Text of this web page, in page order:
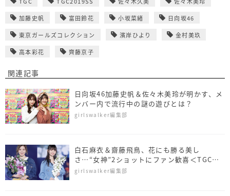
加藤史帆 富田鈴花 小坂菜緒 日向坂46
東京ガールズコレクション 濱岸ひより 金村美玖
高本彩花 齊藤京子
関連記事
日向坂46加藤史帆＆佐々木美玲が明かす、メ
ンバー内で流行中の謎の遊びとは？
girlswalker編集部
白石麻衣＆齋藤飛鳥、花にも勝る美し
さ…“女神”2ショットにファン歓喜＜TGCし
ずおか2019＞
girlswalker編集部